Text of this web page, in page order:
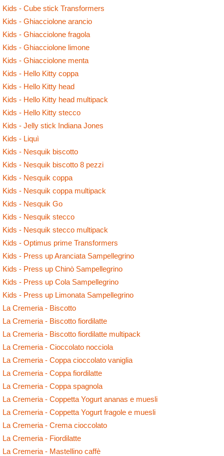
Kids - Cube stick Transformers
Kids - Ghiacciolone arancio
Kids - Ghiacciolone fragola
Kids - Ghiacciolone limone
Kids - Ghiacciolone menta
Kids - Hello Kitty coppa
Kids - Hello Kitty head
Kids - Hello Kitty head multipack
Kids - Hello Kitty stecco
Kids - Jelly stick Indiana Jones
Kids - Liquì
Kids - Nesquik biscotto
Kids - Nesquik biscotto 8 pezzi
Kids - Nesquik coppa
Kids - Nesquik coppa multipack
Kids - Nesquik Go
Kids - Nesquik stecco
Kids - Nesquik stecco multipack
Kids - Optimus prime Transformers
Kids - Press up Aranciata Sampellegrino
Kids - Press up Chinò Sampellegrino
Kids - Press up Cola Sampellegrino
Kids - Press up Limonata Sampellegrino
La Cremeria - Biscotto
La Cremeria - Biscotto fiordilatte
La Cremeria - Biscotto fiordilatte multipack
La Cremeria - Cioccolato nocciola
La Cremeria - Coppa cioccolato vaniglia
La Cremeria - Coppa fiordilatte
La Cremeria - Coppa spagnola
La Cremeria - Coppetta Yogurt ananas e muesli
La Cremeria - Coppetta Yogurt fragole e muesli
La Cremeria - Crema cioccolato
La Cremeria - Fiordilatte
La Cremeria - Mastellino caffè